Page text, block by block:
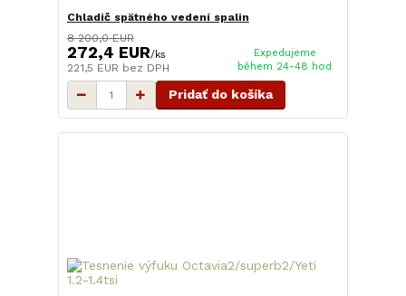
Chladič spätného vedení spalin
8 200,0 EUR
272,4 EUR/ks
221,5 EUR bez DPH
Expedujeme
během 24-48 hod
Pridať do košíka